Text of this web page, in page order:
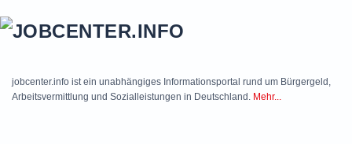
jobcenter.info ist ein unabhängiges Informationsportal rund um Bürgergeld,
Arbeitsvermittlung und Sozialleistungen in Deutschland. Mehr...